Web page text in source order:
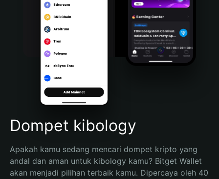
Português (Portugal)
Bahasa Indonesia
Português (Brasil)
Español (Argentina)
Dompet kibology
Apakah kamu sedang mencari dompet kripto yang
andal dan aman untuk kibology kamu? Bitget Wallet
akan menjadi pilihan terbaik kamu. Dipercaya oleh 40